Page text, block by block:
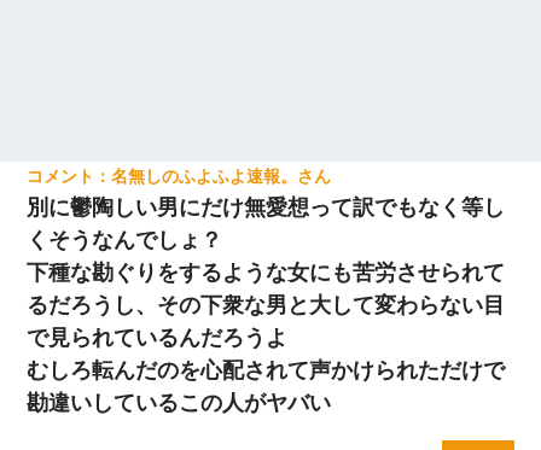
名無しのふよふよ速報。
別に鬱陶しい男にだけ無愛想って訳でもなく等し
くそうなんでしょ？
下種な勘ぐりをするような女にも苦労させられて
るだろうし、その下衆な男と大して変わらない目
で見られているんだろうよ
むしろ転んだのを心配されて声かけられただけで
勘違いしているこの人がヤバい